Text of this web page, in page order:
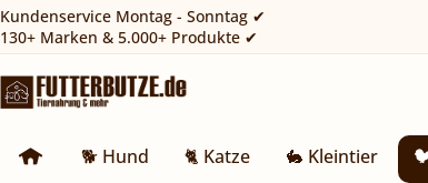
Kundenservice Montag - Sonntag ✔
130+ Marken & 5.000+ Produkte ✔
🐕 Hund 🐈 Katze 🐇 Kleintier